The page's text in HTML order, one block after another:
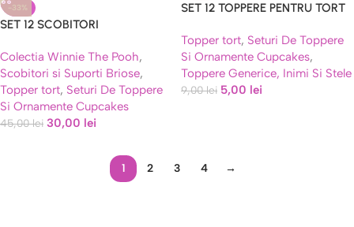
-33%
SET 12 SCOBITORI
PENTRU TORT WINNIE
Colectia Winnie The Pooh,
Scobitori si Suporti Briose,
Topper tort, Seturi De Toppere
Si Ornamente Cupcakes
45,00lei 30,00 lei
SET 12 TOPPERE PENTRU TORT
Topper tort, Seturi De Toppere
Si Ornamente Cupcakes,
Toppere Generice, Inimi Si Stele
9,00lei 5,00 lei
1 2 3 4 →